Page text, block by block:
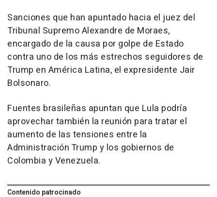
Sanciones que han apuntado hacia el juez del
Tribunal Supremo Alexandre de Moraes,
encargado de la causa por golpe de Estado
contra uno de los más estrechos seguidores de
Trump en América Latina, el expresidente Jair
Bolsonaro.
Fuentes brasileñas apuntan que Lula podría
aprovechar también la reunión para tratar el
aumento de las tensiones entre la
Administración Trump y los gobiernos de
Colombia y Venezuela.
Contenido patrocinado